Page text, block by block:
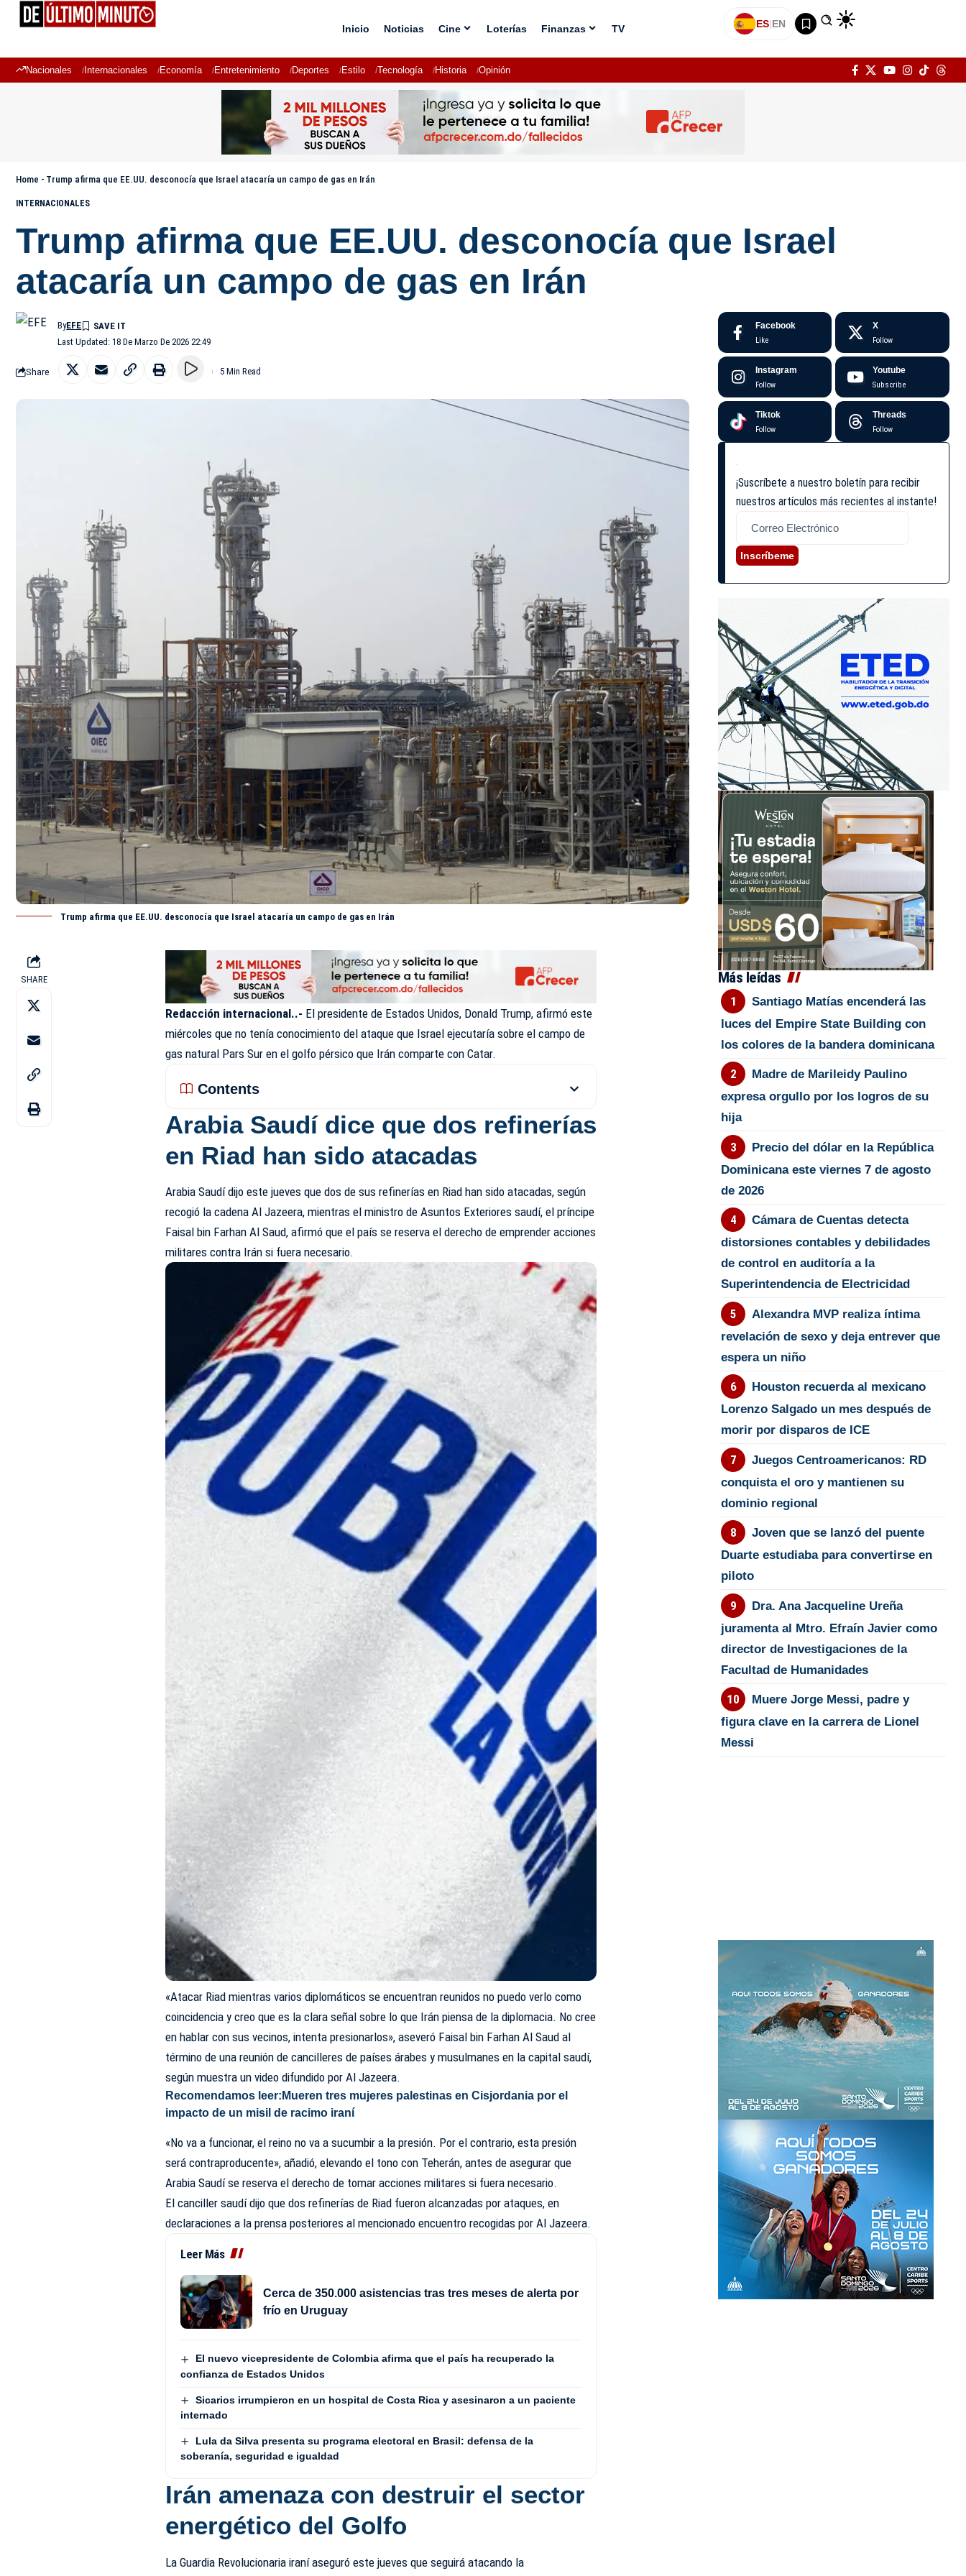
Inicio Noticias Cine Loterías Finanzas TV ES|EN
Nacionales Internacionales Economía Entretenimiento Deportes Estilo Tecnología Historia Opinión
Home - Trump afirma que EE.UU. desconocía que Israel atacaría un campo de gas en Irán
INTERNACIONALES
Trump afirma que EE.UU. desconocía que Israel
atacaría un campo de gas en Irán
Last Updated: 18 De Marzo De 2026 22:49
ByEFE
Share 5 Min Read
Trump afirma que EE.UU. desconocía que Israel atacaría un campo de gas en Irán
SHARE
Redacción internacional..- El presidente de Estados Unidos, Donald Trump, afirmó este
miércoles que no tenía conocimiento del ataque que Israel ejecutaría sobre el campo de
gas natural Pars Sur en el golfo pérsico que Irán comparte con Catar.
Contents
Arabia Saudí dice que dos refinerías
en Riad han sido atacadas
Arabia Saudí dijo este jueves que dos de sus refinerías en Riad han sido atacadas, según
recogió la cadena Al Jazeera, mientras el ministro de Asuntos Exteriores saudí, el príncipe
Faisal bin Farhan Al Saud, afirmó que el país se reserva el derecho de emprender acciones
militares contra Irán si fuera necesario.
«Atacar Riad mientras varios diplomáticos se encuentran reunidos no puedo verlo como
coincidencia y creo que es la clara señal sobre lo que Irán piensa de la diplomacia. No cree
en hablar con sus vecinos, intenta presionarlos», aseveró Faisal bin Farhan Al Saud al
término de una reunión de cancilleres de países árabes y musulmanes en la capital saudí,
según muestra un video difundido por Al Jazeera.
Recomendamos leer: Mueren tres mujeres palestinas en Cisjordania por el
impacto de un misil de racimo iraní
«No va a funcionar, el reino no va a sucumbir a la presión. Por el contrario, esta presión
será contraproducente», añadió, elevando el tono con Teherán, antes de asegurar que
Arabia Saudí se reserva el derecho de tomar acciones militares si fuera necesario.
El canciller saudí dijo que dos refinerías de Riad fueron alcanzadas por ataques, en
declaraciones a la prensa posteriores al mencionado encuentro recogidas por Al Jazeera.
Leer Más
Cerca de 350.000 asistencias tras tres meses de alerta por
frío en Uruguay
El nuevo vicepresidente de Colombia afirma que el país ha recuperado la
confianza de Estados Unidos
Sicarios irrumpieron en un hospital de Costa Rica y asesinaron a un paciente
internado
Lula da Silva presenta su programa electoral en Brasil: defensa de la
soberanía, seguridad e igualdad
Irán amenaza con destruir el sector
energético del Golfo
La Guardia Revolucionaria iraní aseguró este jueves que seguirá atacando la
Facebook
Like
X
Follow
Instagram
Follow
Youtube
Subscribe
Tiktok
Follow
Threads
Follow
¡Suscríbete a nuestro boletín para recibir
nuestros artículos más recientes al instante!
Inscríbeme
Más leídas
Santiago Matías encenderá las
luces del Empire State Building con
los colores de la bandera dominicana
Madre de Marileidy Paulino
expresa orgullo por los logros de su
hija
Precio del dólar en la República
Dominicana este viernes 7 de agosto
de 2026
Cámara de Cuentas detecta
distorsiones contables y debilidades
de control en auditoría a la
Superintendencia de Electricidad
Alexandra MVP realiza íntima
revelación de sexo y deja entrever que
espera un niño
Houston recuerda al mexicano
Lorenzo Salgado un mes después de
morir por disparos de ICE
Juegos Centroamericanos: RD
conquista el oro y mantienen su
dominio regional
Joven que se lanzó del puente
Duarte estudiaba para convertirse en
piloto
Dra. Ana Jacqueline Ureña
juramenta al Mtro. Efraín Javier como
director de Investigaciones de la
Facultad de Humanidades
Muere Jorge Messi, padre y
figura clave en la carrera de Lionel
Messi